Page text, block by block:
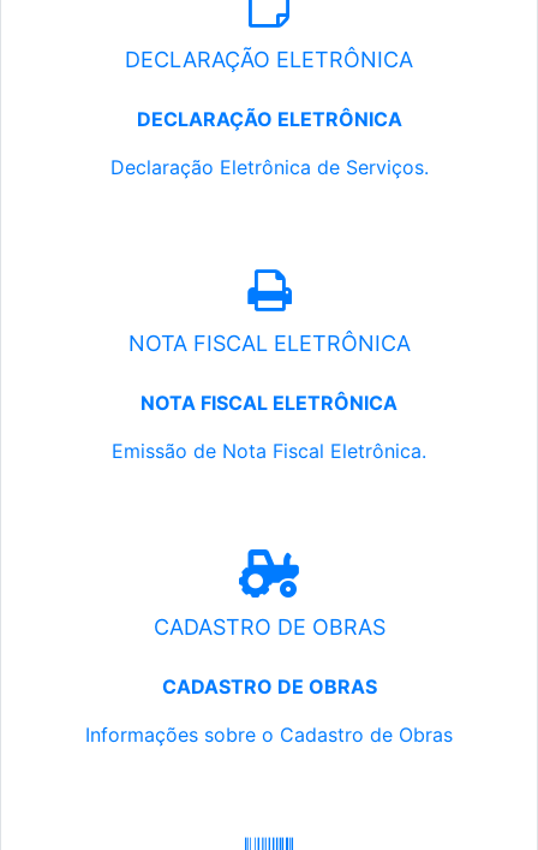
DECLARAÇÃO ELETRÔNICA
DECLARAÇÃO ELETRÔNICA
Declaração Eletrônica de Serviços.
NOTA FISCAL ELETRÔNICA
NOTA FISCAL ELETRÔNICA
Emissão de Nota Fiscal Eletrônica.
CADASTRO DE OBRAS
CADASTRO DE OBRAS
Informações sobre o Cadastro de Obras